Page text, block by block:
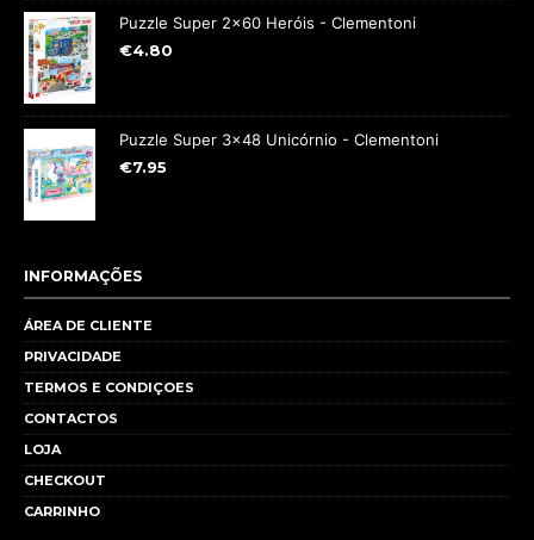
Puzzle Super 2x60 Heróis - Clementoni
€4.80
Puzzle Super 3x48 Unicórnio - Clementoni
€7.95
INFORMAÇÕES
ÁREA DE CLIENTE
PRIVACIDADE
TERMOS E CONDIÇOES
CONTACTOS
LOJA
CHECKOUT
CARRINHO